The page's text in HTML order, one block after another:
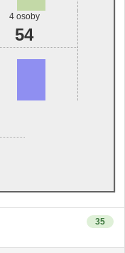
4 osoby
54
35